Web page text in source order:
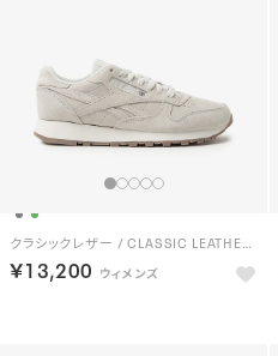
クラシックレザー / CLASSIC LEATHER （グレー）
￥13,200